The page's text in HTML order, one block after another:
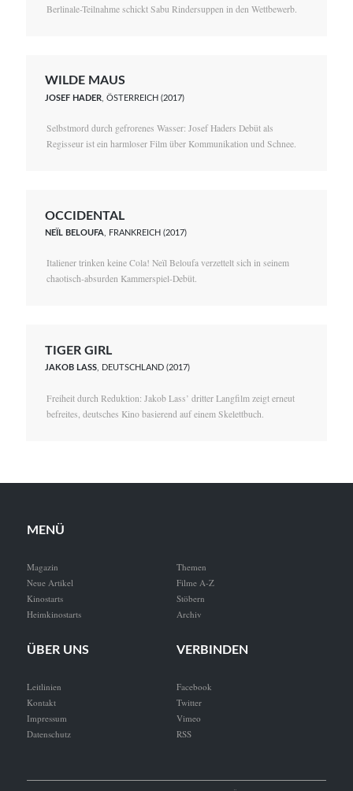
Berlinale-Teilnahme schickt Sabu Rindersuppen in den Wettbewerb.
WILDE MAUS
JOSEF HADER , ÖSTERREICH (2017)
Selbstmord durch gefrorenes Wasser: Josef Haders Debüt als
Regisseur ist ein harmloser Film über Kommunikation und Schnee.
OCCIDENTAL
NEÏL BELOUFA , FRANKREICH (2017)
Italiener trinken keine Cola! Neïl Beloufa verzettelt sich in seinem
chaotisch-absurden Kammerspiel-Debüt.
TIGER GIRL
JAKOB LASS, DEUTSCHLAND (2017)
Freiheit durch Reduktion: Jakob Lass’ dritter Langfilm zeigt erneut
befreites, deutsches Kino basierend auf einem Skelettbuch.
MENÜ
Magazin
Neue Artikel
Kinostarts
Heimkinostarts
Themen
Filme A-Z
Stöbern
Archiv
ÜBER UNS
Leitlinien
Kontakt
Impressum
Datenschutz
VERBINDEN
Facebook
Twitter
Vimeo
RSS